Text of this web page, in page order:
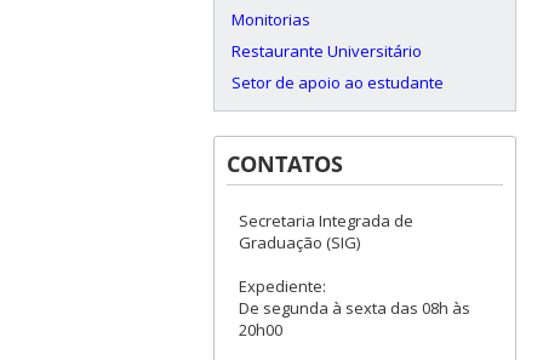
Monitorias
Restaurante Universitário
Setor de apoio ao estudante
CONTATOS
Secretaria Integrada de
Graduação (SIG)
Expediente:
De segunda à sexta das 08h às
20h00